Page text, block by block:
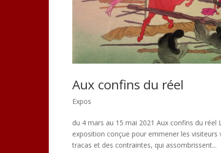
Aux confins du réel
Expos
du 4 mars au 15 mai 2021 Aux confins du
exposition conçue pour emmener les
tracas et des contraintes, qui assombrissent...